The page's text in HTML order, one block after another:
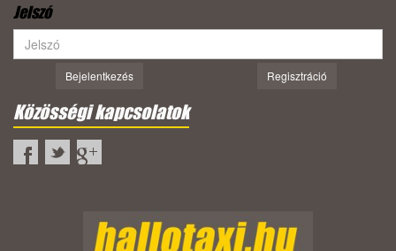
Jelszó
Bejelentkezés Regisztráció
Közösségi kapcsolatok